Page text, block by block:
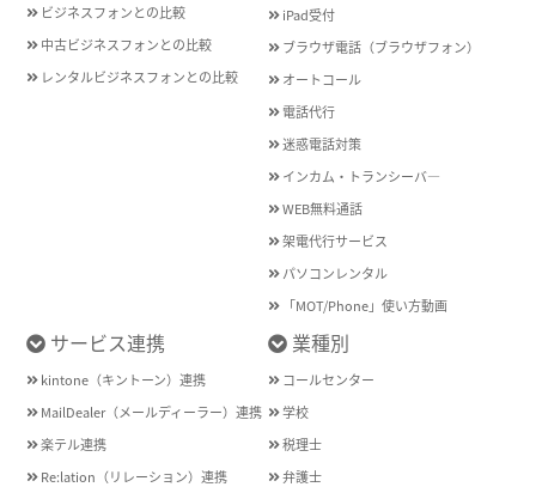
ビジネスフォンとの比較
中古ビジネスフォンとの比較
レンタルビジネスフォンとの比較
iPad受付
ブラウザ電話（ブラウザフォン）
オートコール
電話代行
迷惑電話対策
インカム・トランシーバ―
WEB無料通話
架電代行サービス
パソコンレンタル
「MOT/Phone」使い方動画
サービス連携
kintone（キントーン）連携
MailDealer（メールディーラー）連携
楽テル連携
Re:lation（リレーション）連携
業種別
コールセンター
学校
税理士
弁護士